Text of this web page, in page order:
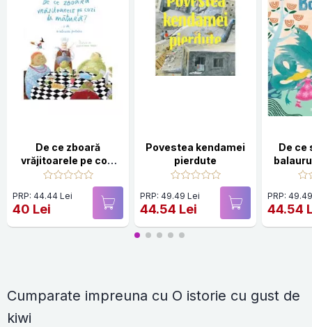
De ce zboară
vrăjitoarele pe cozi
de mătură?... și alte
10 întrebări
fantastice
PRP: 44.44 Lei
40 Lei
Povestea kendamei
pierdute
PRP: 49.49 Lei
44.54 Lei
De ce
alte
PRP:
44.54
Cumparate impreuna cu O istorie cu gust de
kiwi